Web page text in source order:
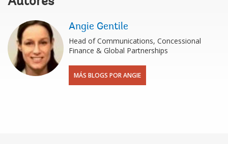
Angie Gentile
Head of Communications, Concessional
Finance & Global Partnerships
MÁS BLOGS POR ANGIE